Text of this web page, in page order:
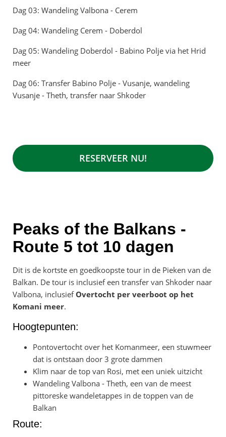
Dag 03: Wandeling Valbona - Cerem
Dag 04: Wandeling Cerem - Doberdol
Dag 05: Wandeling Doberdol - Babino Polje via het Hrid
meer
Dag 06: Transfer Babino Polje - Vusanje, wandeling
Vusanje - Theth, transfer naar Shkoder
RESERVEER NU!
Peaks of the Balkans -
Route 5 tot 10 dagen
Dit is de kortste en goedkoopste tour in de Pieken van de
Balkan. De tour is inclusief een transfer van Shkoder naar
Valbona, inclusief Overtocht per veerboot op het
Komani meer.
Hoogtepunten:
Pontovertocht over het Komanmeer, een stuwmeer
dat is ontstaan door 3 grote dammen
Klim naar de top van Rosi, met een uniek uitzicht
Wandeling Valbona - Theth, een van de meest
pittoreske wandeletappes in de toppen van de
Balkan
Route: